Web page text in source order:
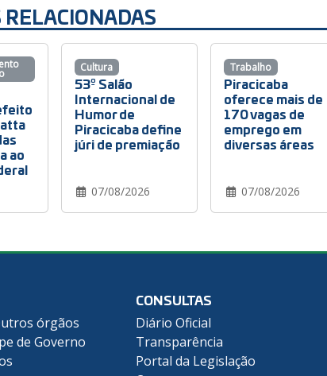
RELACIONADAS
ao
53º Salão
Internacional de
Humor de
Piracicaba define
júri de premiação
07/08/2026
Cultura
Piracicaba
oferece mais de
170 vagas de
emprego em
diversas áreas
07/08/2026
Trabalho
órgãos
de Governo
CONSULTAS
Diário Oficial
Transparência
Portal da Legislação